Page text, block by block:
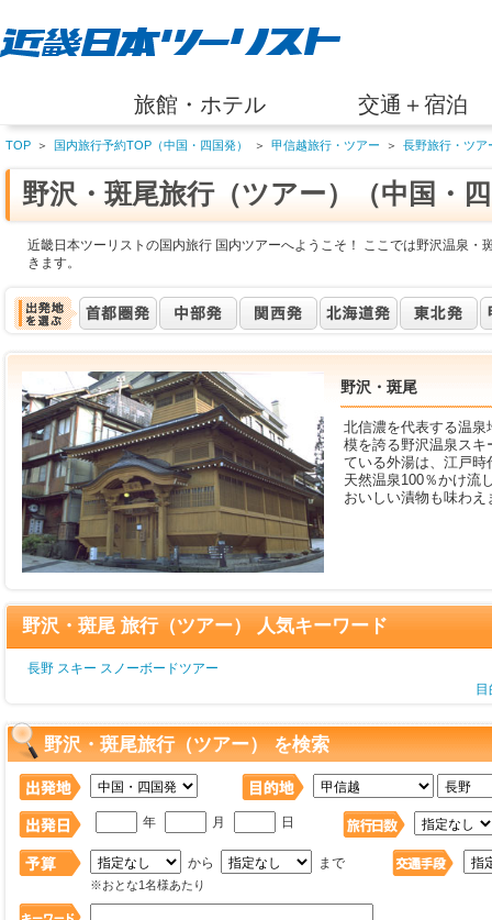
旅館・ホテル 交通＋宿泊
TOP ＞ 国内旅行予約TOP（中国・四国発） ＞ 甲信越旅行・ツアー ＞ 長野旅行・ツア
野沢・斑尾旅行（ツアー）（中国・
近畿日本ツーリストの国内旅行 国内ツアーへようこそ！ ここでは野沢温泉・
きます。
野沢・斑尾
北信濃を代表する温
模を誇る野沢温泉ス
ている外湯は、江戸
天然温泉100％かけ流
おいしい漬物も味わえ
野沢・斑尾 旅行（ツアー） 人気キーワード
長野 スキー スノーボードツアー
野沢・斑尾旅行（ツアー） を検索
年 月 日
から まで
※おとな1名様あたり